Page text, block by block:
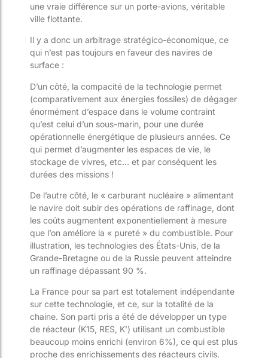
une vraie différence sur un porte-avions, véritable
ville flottante.
Il y a donc un arbitrage stratégico-économique, ce
qui n’est pas toujours en faveur des navires de
surface :
D’un côté, la compacité de la technologie permet
(comparativement aux énergies fossiles) de dégager
énormément d’espace dans le volume contraint
qu’est celui d’un sous-marin, pour une durée
opérationnelle énergétique de plusieurs années. Ce
qui permet d’augmenter les espaces de vie, le
stockage de vivres, etc… et par conséquent les
durées des missions !
De l’autre côté, le « carburant nucléaire » alimentant
le navire doit subir des opérations de raffinage, dont
les coûts augmentent exponentiellement à mesure
que l’on améliore la « pureté » du combustible. Pour
illustration, les technologies des États-Unis, de la
Grande-Bretagne ou de la Russie peuvent atteindre
un raffinage dépassant 90 %.
La France pour sa part est totalement indépendante
sur cette technologie, et ce, sur la totalité de la
chaine. Son parti pris a été de développer un type
de réacteur (K15, RES, K’) utilisant un combustible
beaucoup moins enrichi (environ 6%), ce qui est plus
proche des enrichissements des réacteurs civils.